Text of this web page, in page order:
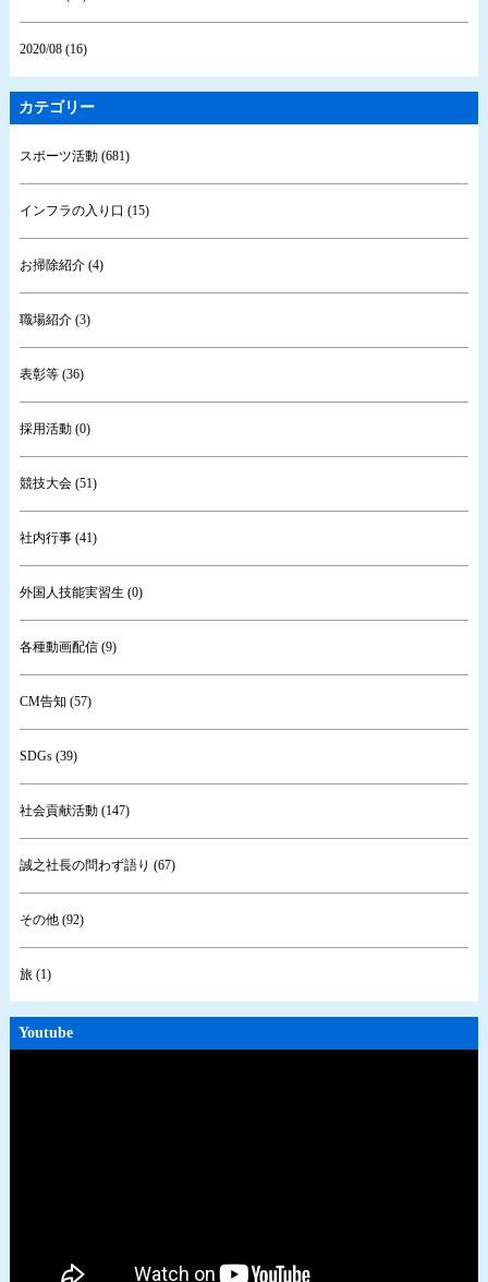
2020/08 (16)
カテゴリー
スポーツ活動 (681)
インフラの入り口 (15)
お掃除紹介 (4)
職場紹介 (3)
表彰等 (36)
採用活動 (0)
競技大会 (51)
社内行事 (41)
外国人技能実習生 (0)
各種動画配信 (9)
CM告知 (57)
SDGs (39)
社会貢献活動 (147)
誠之社長の問わず語り (67)
その他 (92)
旅 (1)
Youtube